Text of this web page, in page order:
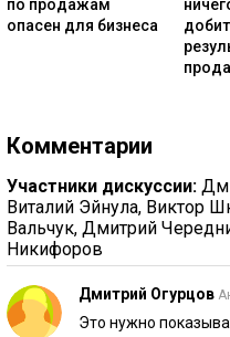
Полный
ряд
–продажи
минимум
Тренд +
по продажам
опасен для бизнеса
Комментарии
Участники дискуссии:
Виталий Эйнула, Виктор
Вальчук, Дмитрий
Никифоров
Дмитрий Огурцов
Это нужно